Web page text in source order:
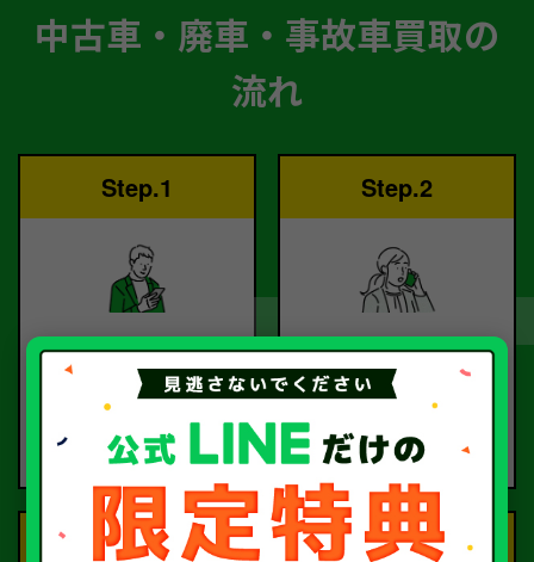
中古車・廃車・事故車買取の
流れ
Step.1
ご依頼
お電話または査定フォー
ご依頼ください。
Step.2
査定
査定のプロが
お電話で回答いたしま
す。
Step.3 Step.4